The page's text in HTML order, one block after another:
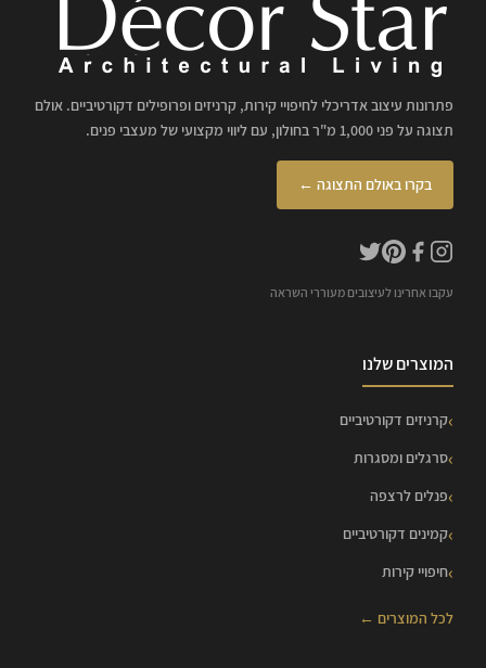
פתרונות עיצוב אדריכלי לחיפויי קירות, קרניזים ופרופילים דקורטיביים. אולם
תצוגה על פני 1,000 מ"ר בחולון, עם ליווי מקצועי של מעצבי פנים.
בקרו באולם התצוגה ←
עקבו אחרינו לעיצובים מעוררי השראה
המוצרים שלנו
קרניזים דקורטיביים
סרגלים ומסגרות
פנלים לרצפה
קמינים דקורטיביים
חיפויי קירות
לכל המוצרים ←